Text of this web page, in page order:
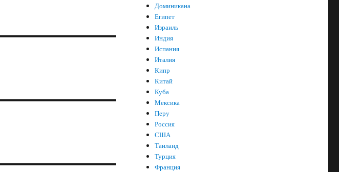
Доминикана
Египет
Израиль
Индия
Испания
Италия
Кипр
Китай
Куба
Мексика
Перу
Россия
США
Таиланд
Турция
Франция